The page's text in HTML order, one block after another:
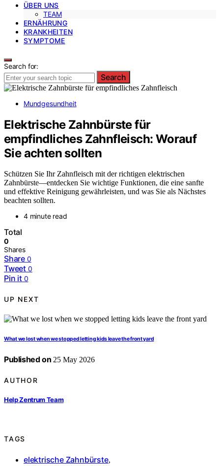
ÜBER UNS
TEAM
ERNÄHRUNG
KRANKHEITEN
SYMPTOME
Search for:
Search
Mundgesundheit
Elektrische Zahnbürste für
empfindliches Zahnfleisch: Worauf
Sie achten sollten
Schützen Sie Ihr Zahnfleisch mit der richtigen elektrischen
Zahnbürste—entdecken Sie wichtige Funktionen, die eine sanfte
und effektive Reinigung gewährleisten, und was Sie als Nächstes
beachten sollten.
4 minute read
Total
0
Shares
Share 0
Tweet 0
Pin it 0
UP NEXT
What we lost when we stopped letting kids leave the front yard
Published on 25 May 2026
AUTHOR
Help Zentrum Team
TAGS
elektrische Zahnbürste,